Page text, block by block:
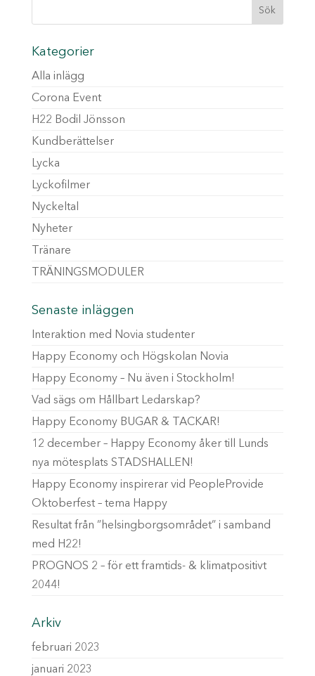
Kategorier
Alla inlägg
Corona Event
H22 Bodil Jönsson
Kundberättelser
Lycka
Lyckofilmer
Nyckeltal
Nyheter
Tränare
TRÄNINGSMODULER
Senaste inläggen
Interaktion med Novia studenter
Happy Economy och Högskolan Novia
Happy Economy – Nu även i Stockholm!
Vad sägs om Hållbart Ledarskap?
Happy Economy BUGAR & TACKAR!
12 december – Happy Economy åker till Lunds
nya mötesplats STADSHALLEN!
Happy Economy inspirerar vid PeopleProvide
Oktoberfest – tema Happy
Resultat från ”helsingborgsområdet” i samband
med H22!
PROGNOS 2 – för ett framtids- & klimatpositivt
2044!
Arkiv
februari 2023
januari 2023